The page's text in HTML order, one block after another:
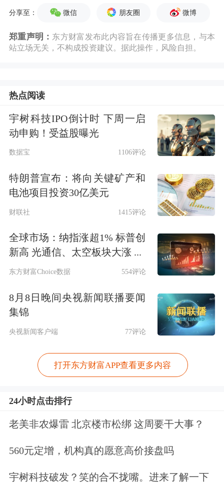
率达88.39%，飞机日利用率达9.42小
游、探亲求学等多层次航空出行需求，
通过差异化服务、灵活票价机制和产品
及会员服务体系，满足不同旅客群体的
出行需求。
航空客运的主要收入来源为客票收入。
公司客票销售采用直销、分销与包机销
售相结合的销售模式，形成覆盖线上与
线下、零售与团体、个人客户与机构客
户的多层次销售网络。公司终端客户以
自然人为主，前五大客户主要为包机模
式下的客户。
90.14亿元、100.09亿元和106.48亿元，
6.92亿元。
北京湾区硅谷创新科技有限公司CEO罗
军对上海证券报记者表示，长龙航
空“扛住”此前航空运输全行业亏损的巨
分享至： 微信 朋友圈 微博
郑重声明： 东方财富发布此内容旨在传播更多信息，与本
站立场无关，不构成投资建议。据此操作，风险自担。
热点阅读
宇树科技IPO倒计时 下周一启
动申购！受益股曝光
数据宝 1106评论
特朗普宣布：将向关键矿产和
电池项目投资30亿美元
财联社 1415评论
全球市场：纳指涨超1% 标普创
新高 光通信、太空板块大涨 ...
东方财富Choice数据 554评论
8月8日晚间央视新闻联播要闻
集锦
央视新闻客户端 77评论
打开东方财富APP查看更多内容
24小时点击排行
老美非农爆雷 北京楼市松绑 这周要干大事？
560元定增，机构真的愿意高价接盘吗
宇树科技破发？笑的合不拢嘴。进来了解一下